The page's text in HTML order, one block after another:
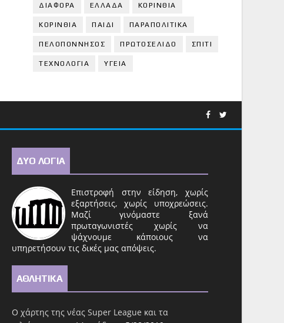
ΔΙΑΦΟΡΑ ΕΛΛΑΔΑ ΚΟΡΙΝΘΙΑ
ΚΟΡΙΝΘΙA ΠΑΙΔΙ ΠΑΡΑΠΟΛΙΤΙΚΑ
ΠΕΛΟΠΟΝΝΗΣΟΣ ΠΡΩΤΟΣΕΛΙΔΟ ΣΠΙΤΙ
ΤΕΧΝΟΛΟΓΙΑ ΥΓΕΙΑ
ΔΥΟ ΛΟΓΙΑ
Επιστροφή στην είδηση, χωρίς
εξαρτήσεις, χωρίς υποχρεώσεις.
Μαζί γινόμαστε ξανά
πρωταγωνιστές χωρίς να
ψάχνουμε κάποιους να
υπηρετήσουν τις δικές μας απόψεις.
ΑΘΛΗΤΙΚΑ
Ο χάρτης της νέας Super League και τα